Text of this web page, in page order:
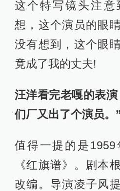
这个特写镜头注意
想，这个演员的眼
没有想到，这个眼
竟成了我的丈夫!
汪洋看完老嘎的表
们厂又出了个演员。”
值得一提的是
《红旗谱》。剧本
改编。导演凌子风